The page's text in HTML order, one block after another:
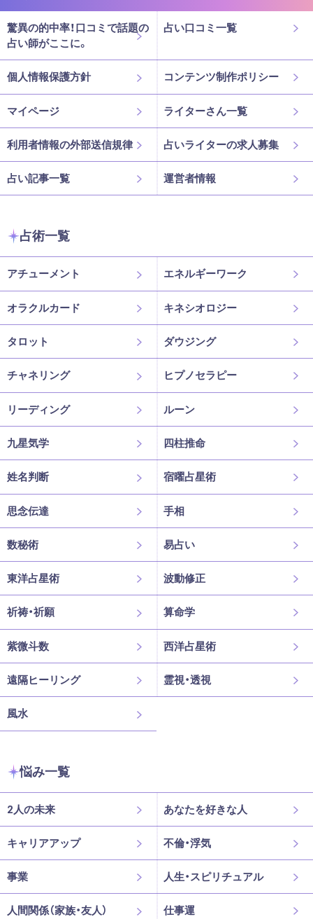
驚異の的中率！口コミで話題の
占い師がここに。
占い口コミ一覧
個人情報保護方針 コンテンツ制作ポリシー
マイページ ライターさん一覧
利用者情報の外部送信規律 占いライターの求人募集
占い記事一覧 運営者情報
占術一覧
アチューメント エネルギーワーク
オラクルカード キネシオロジー
タロット ダウジング
チャネリング ヒプノセラピー
リーディング ルーン
九星気学 四柱推命
姓名判断 宿曜占星術
思念伝達 手相
数秘術 易占い
東洋占星術 波動修正
祈祷・祈願 算命学
紫微斗数 西洋占星術
遠隔ヒーリング 霊視・透視
風水
悩み一覧
2人の未来 あなたを好きな人
キャリアアップ 不倫・浮気
事業 人生・スピリチュアル
人間関係（家族・友人） 仕事運